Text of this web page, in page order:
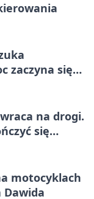
zaczyna się
na drogi.
się
motocyklach
Dawida